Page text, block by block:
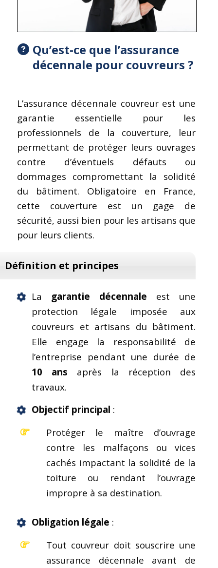
Qu’est-ce que l’assurance
décennale pour couvreurs ?
L’assurance décennale couvreur est une
garantie essentielle pour les
professionnels de la couverture, leur
permettant de protéger leurs ouvrages
contre d’éventuels défauts ou
dommages compromettant la solidité
du bâtiment. Obligatoire en France,
cette couverture est un gage de
sécurité, aussi bien pour les artisans que
pour leurs clients.
Définition et principes
La garantie décennale est une
protection légale imposée aux
couvreurs et artisans du bâtiment.
Elle engage la responsabilité de
l’entreprise pendant une durée de
10 ans après la réception des
travaux.
Objectif principal :
Protéger le maître d’ouvrage
contre les malfaçons ou vices
cachés impactant la solidité de la
toiture ou rendant l’ouvrage
impropre à sa destination.
Obligation légale :
Tout couvreur doit souscrire une
assurance décennale avant de